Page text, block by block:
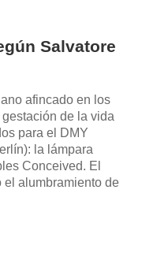
Salvatore
afincado en los
de la vida
para el DMY
la lámpara
Conceived. El
el alumbramiento de